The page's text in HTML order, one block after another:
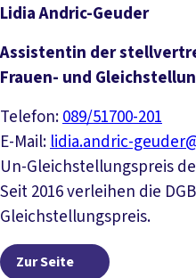
Lidia Andric-Geuder
Assistentin der
Frauen- und
Telefon:089/51700-201
E-Mail:lidia.andric-
Un-Gleichstellungspreis
Seit 2016 verleihen die
Gleichstellungspreis.
Zur Seite
Zur Seite